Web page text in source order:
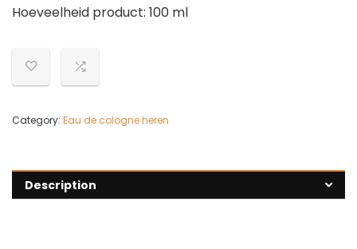
Hoeveelheid product: 100 ml
Category: Eau de cologne heren
Description